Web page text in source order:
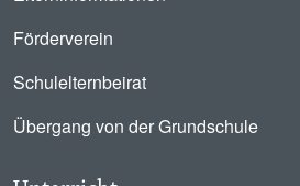
Förderverein
Schulelternbeirat
Übergang von der Grundschule